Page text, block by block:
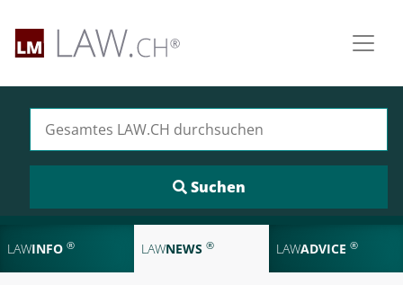
LAWINFO ® LAWNEWS ® LAWADVICE ®